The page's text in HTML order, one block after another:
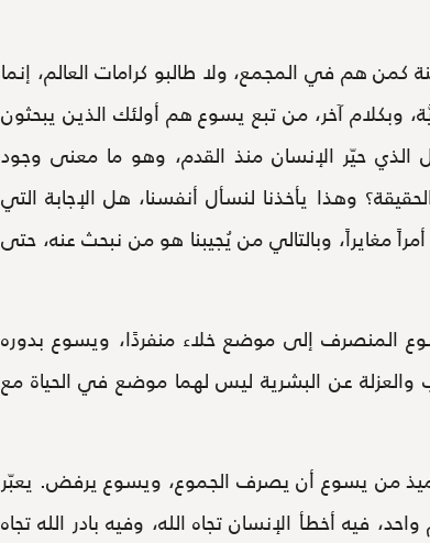
هم في المجمع، ولا طالبو كرامات العالم، إنما
وبكلام آخر، من تبع يسوع هم أولئك الذين يبحثون
حيّر الإنسان منذ القدم، وهو ما معنى وجود
وهذا يأخذنا لنسأل أنفسنا، هل الإجابة التي
مغايراً، وبالتالي من يُجيبنا هو من نبحث عنه، حتى
المنصرف إلى موضع خلاء منفردًا، ويسوع بدوره
عن البشرية ليس لهما موضع في الحياة مع
من يسوع أن يصرف الجموع، ويسوع يرفض. يعبّر
فيه أخطأ الإنسان تجاه الله، وفيه بادر الله تجاه